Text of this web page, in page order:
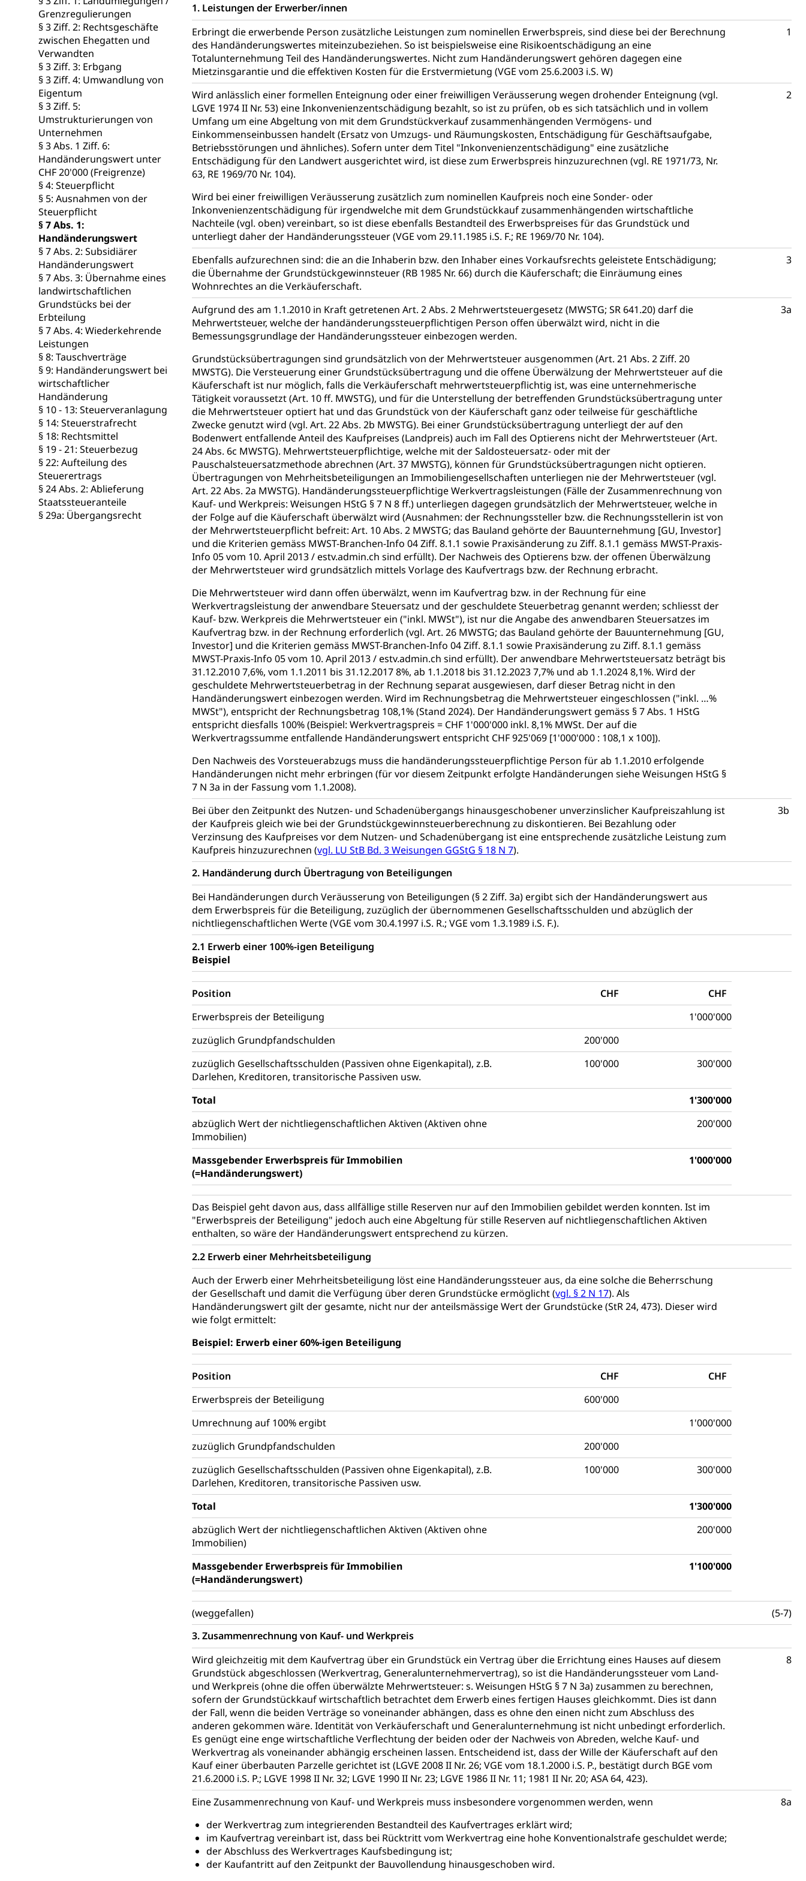
Grenzregulierungen
§ 3 Ziff. 2: Rechtsgeschäfte
zwischen Ehegatten und
Verwandten
§ 3 Ziff. 3: Erbgang
§ 3 Ziff. 4: Umwandlung von
Eigentum
§ 3 Ziff. 5:
Umstrukturierungen von
Unternehmen
§ 3 Abs. 1 Ziff. 6:
Handänderungswert unter
CHF 20'000 (Freigrenze)
§ 4: Steuerpflicht
§ 5: Ausnahmen von der
Steuerpflicht
§ 7 Abs. 1:
Handänderungswert
§ 7 Abs. 2: Subsidiärer
Handänderungswert
§ 7 Abs. 3: Übernahme eines
landwirtschaftlichen
Grundstücks bei der
Erbteilung
§ 7 Abs. 4: Wiederkehrende
Leistungen
§ 8: Tauschverträge
§ 9: Handänderungswert bei
wirtschaftlicher
Handänderung
§ 10 - 13: Steuerveranlagung
§ 14: Steuerstrafrecht
§ 18: Rechtsmittel
§ 19 - 21: Steuerbezug
§ 22: Aufteilung des
Steuerertrags
§ 24 Abs. 2: Ablieferung
Staatssteueranteile
§ 29a: Übergangsrecht
1. Leistungen der Erwerber/innen
Erbringt die erwerbende Person zusätzliche Leistungen zum nominellen Erwerbspreis, sind diese bei der Berechnung
des Handänderungswertes miteinzubeziehen. So ist beispielsweise eine Risikoentschädigung an eine
Totalunternehmung Teil des Handänderungswertes. Nicht zum Handänderungswert gehören dagegen eine
Mietzinsgarantie und die effektiven Kosten für die Erstvermietung (VGE vom 25.6.2003 i.S. W)
1
Wird anlässlich einer formellen Enteignung oder einer freiwilligen Veräusserung wegen drohender Enteignung (vgl.
LGVE 1974 II Nr. 53) eine Inkonvenienzentschädigung bezahlt, so ist zu prüfen, ob es sich tatsächlich und in vollem
Umfang um eine Abgeltung von mit dem Grundstückverkauf zusammenhängenden Vermögens- und
Einkommenseinbussen handelt (Ersatz von Umzugs- und Räumungskosten, Entschädigung für Geschäftsaufgabe,
Betriebsstörungen und ähnliches). Sofern unter dem Titel "Inkonvenienzentschädigung" eine zusätzliche
Entschädigung für den Landwert ausgerichtet wird, ist diese zum Erwerbspreis hinzuzurechnen (vgl. RE 1971/73, Nr.
63, RE 1969/70 Nr. 104).
Wird bei einer freiwilligen Veräusserung zusätzlich zum nominellen Kaufpreis noch eine Sonder- oder
Inkonvenienzentschädigung für irgendwelche mit dem Grundstückkauf zusammenhängenden wirtschaftliche
Nachteile (vgl. oben) vereinbart, so ist diese ebenfalls Bestandteil des Erwerbspreises für das Grundstück und
unterliegt daher der Handänderungssteuer (VGE vom 29.11.1985 i.S. F.; RE 1969/70 Nr. 104).
2
Ebenfalls aufzurechnen sind: die an die Inhaberin bzw. den Inhaber eines Vorkaufsrechts geleistete Entschädigung;
die Übernahme der Grundstückgewinnsteuer (RB 1985 Nr. 66) durch die Käuferschaft; die Einräumung eines
Wohnrechtes an die Verkäuferschaft.
3
Aufgrund des am 1.1.2010 in Kraft getretenen Art. 2 Abs. 2 Mehrwertsteuergesetz (MWSTG; SR 641.20) darf die
Mehrwertsteuer, welche der handänderungssteuerpflichtigen Person offen überwälzt wird, nicht in die
Bemessungsgrundlage der Handänderungssteuer einbezogen werden.
Grundstücksübertragungen sind grundsätzlich von der Mehrwertsteuer ausgenommen (Art. 21 Abs. 2 Ziff. 20
MWSTG). Die Versteuerung einer Grundstücksübertragung und die offene Überwälzung der Mehrwertsteuer auf die
Käuferschaft ist nur möglich, falls die Verkäuferschaft mehrwertsteuerpflichtig ist, was eine unternehmerische
Tätigkeit voraussetzt (Art. 10 ff. MWSTG), und für die Unterstellung der betreffenden Grundstücksübertragung unter
die Mehrwertsteuer optiert hat und das Grundstück von der Käuferschaft ganz oder teilweise für geschäftliche
Zwecke genutzt wird (vgl. Art. 22 Abs. 2b MWSTG). Bei einer Grundstücksübertragung unterliegt der auf den
Bodenwert entfallende Anteil des Kaufpreises (Landpreis) auch im Fall des Optierens nicht der Mehrwertsteuer (Art.
24 Abs. 6c MWSTG). Mehrwertsteuerpflichtige, welche mit der Saldosteuersatz- oder mit der
Pauschalsteuersatzmethode abrechnen (Art. 37 MWSTG), können für Grundstücksübertragungen nicht optieren.
Übertragungen von Mehrheitsbeteiligungen an Immobiliengesellschaften unterliegen nie der Mehrwertsteuer (vgl.
Art. 22 Abs. 2a MWSTG). Handänderungssteuerpflichtige Werkvertragsleistungen (Fälle der Zusammenrechnung von
Kauf- und Werkpreis: Weisungen HStG § 7 N 8 ff.) unterliegen dagegen grundsätzlich der Mehrwertsteuer, welche in
der Folge auf die Käuferschaft überwälzt wird (Ausnahmen: der Rechnungssteller bzw. die Rechnungsstellerin ist von
der Mehrwertsteuerpflicht befreit: Art. 10 Abs. 2 MWSTG; das Bauland gehörte der Bauunternehmung [GU, Investor]
und die Kriterien gemäss MWST-Branchen-Info 04 Ziff. 8.1.1 sowie Praxisänderung zu Ziff. 8.1.1 gemäss MWST-Praxis-
Info 05 vom 10. April 2013 / estv.admin.ch sind erfüllt). Der Nachweis des Optierens bzw. der offenen Überwälzung
der Mehrwertsteuer wird grundsätzlich mittels Vorlage des Kaufvertrags bzw. der Rechnung erbracht.
Die Mehrwertsteuer wird dann offen überwälzt, wenn im Kaufvertrag bzw. in der Rechnung für eine
Werkvertragsleistung der anwendbare Steuersatz und der geschuldete Steuerbetrag genannt werden; schliesst der
Kauf- bzw. Werkpreis die Mehrwertsteuer ein ("inkl. MWSt"), ist nur die Angabe des anwendbaren Steuersatzes im
Kaufvertrag bzw. in der Rechnung erforderlich (vgl. Art. 26 MWSTG; das Bauland gehörte der Bauunternehmung [GU,
Investor] und die Kriterien gemäss MWST-Branchen-Info 04 Ziff. 8.1.1 sowie Praxisänderung zu Ziff. 8.1.1 gemäss
MWST-Praxis-Info 05 vom 10. April 2013 / estv.admin.ch sind erfüllt). Der anwendbare Mehrwertsteuersatz beträgt bis
31.12.2010 7,6%, vom 1.1.2011 bis 31.12.2017 8%, ab 1.1.2018 bis 31.12.2023 7,7% und ab 1.1.2024 8,1%. Wird der
geschuldete Mehrwertsteuerbetrag in der Rechnung separat ausgewiesen, darf dieser Betrag nicht in den
Handänderungswert einbezogen werden. Wird im Rechnungsbetrag die Mehrwertsteuer eingeschlossen ("inkl. …%
MWSt"), entspricht der Rechnungsbetrag 108,1% (Stand 2024). Der Handänderungswert gemäss § 7 Abs. 1 HStG
entspricht diesfalls 100% (Beispiel: Werkvertragspreis = CHF 1'000'000 inkl. 8,1% MWSt. Der auf die
Werkvertragssumme entfallende Handänderungswert entspricht CHF 925'069 [1'000'000 : 108,1 x 100]).
Den Nachweis des Vorsteuerabzugs muss die handänderungssteuerpflichtige Person für ab 1.1.2010 erfolgende
Handänderungen nicht mehr erbringen (für vor diesem Zeitpunkt erfolgte Handänderungen siehe Weisungen HStG §
7 N 3a in der Fassung vom 1.1.2008).
3a
Bei über den Zeitpunkt des Nutzen- und Schadenübergangs hinausgeschobener unverzinslicher Kaufpreiszahlung ist
der Kaufpreis gleich wie bei der Grundstückgewinnsteuerberechnung zu diskontieren. Bei Bezahlung oder
Verzinsung des Kaufpreises vor dem Nutzen- und Schadenübergang ist eine entsprechende zusätzliche Leistung zum
Kaufpreis hinzuzurechnen (vgl. LU StB Bd. 3 Weisungen GGStG § 18 N 7).
3b
2. Handänderung durch Übertragung von Beteiligungen
Bei Handänderungen durch Veräusserung von Beteiligungen (§ 2 Ziff. 3a) ergibt sich der Handänderungswert aus
dem Erwerbspreis für die Beteiligung, zuzüglich der übernommenen Gesellschaftsschulden und abzüglich der
nichtliegenschaftlichen Werte (VGE vom 30.4.1997 i.S. R.; VGE vom 1.3.1989 i.S. F.).
2.1 Erwerb einer 100%-igen Beteiligung
Beispiel
Position CHF
CHF
Erwerbspreis der Beteiligung
1'000'000
zuzüglich Grundpfandschulden
200'000
zuzüglich Gesellschaftsschulden (Passiven ohne Eigenkapital), z.B.
Darlehen, Kreditoren, transitorische Passiven usw.
100'000 300'000
Total
1'300'000
abzüglich Wert der nichtliegenschaftlichen Aktiven (Aktiven ohne
Immobilien)
200'000
Massgebender Erwerbspreis für Immobilien
(=Handänderungswert)
1'000'000
Das Beispiel geht davon aus, dass allfällige stille Reserven nur auf den Immobilien gebildet werden konnten. Ist im
"Erwerbspreis der Beteiligung" jedoch auch eine Abgeltung für stille Reserven auf nichtliegenschaftlichen Aktiven
enthalten, so wäre der Handänderungswert entsprechend zu kürzen.
2.2 Erwerb einer Mehrheitsbeteiligung
Auch der Erwerb einer Mehrheitsbeteiligung löst eine Handänderungssteuer aus, da eine solche die Beherrschung
der Gesellschaft und damit die Verfügung über deren Grundstücke ermöglicht (vgl. § 2 N 17). Als
Handänderungswert gilt der gesamte, nicht nur der anteilsmässige Wert der Grundstücke (StR 24, 473). Dieser wird
wie folgt ermittelt:
Beispiel: Erwerb einer 60%-igen Beteiligung
Position CHF
CHF
Erwerbspreis der Beteiligung
600'000
Umrechnung auf 100% ergibt
1'000'000
zuzüglich Grundpfandschulden
200'000
zuzüglich Gesellschaftsschulden (Passiven ohne Eigenkapital), z.B.
Darlehen, Kreditoren, transitorische Passiven usw.
100'000 300'000
Total
1'300'000
abzüglich Wert der nichtliegenschaftlichen Aktiven (Aktiven ohne
Immobilien)
200'000
Massgebender Erwerbspreis für Immobilien
(=Handänderungswert)
1'100'000
(weggefallen)
(5-7)
3. Zusammenrechnung von Kauf- und Werkpreis
Wird gleichzeitig mit dem Kaufvertrag über ein Grundstück ein Vertrag über die Errichtung eines Hauses auf diesem
Grundstück abgeschlossen (Werkvertrag, Generalunternehmervertrag), so ist die Handänderungssteuer vom Land-
und Werkpreis (ohne die offen überwälzte Mehrwertsteuer: s. Weisungen HStG § 7 N 3a) zusammen zu berechnen,
sofern der Grundstückkauf wirtschaftlich betrachtet dem Erwerb eines fertigen Hauses gleichkommt. Dies ist dann
der Fall, wenn die beiden Verträge so voneinander abhängen, dass es ohne den einen nicht zum Abschluss des
anderen gekommen wäre. Identität von Verkäuferschaft und Generalunternehmung ist nicht unbedingt erforderlich.
Es genügt eine enge wirtschaftliche Verflechtung der beiden oder der Nachweis von Abreden, welche Kauf- und
Werkvertrag als voneinander abhängig erscheinen lassen. Entscheidend ist, dass der Wille der Käuferschaft auf den
Kauf einer überbauten Parzelle gerichtet ist (LGVE 2008 II Nr. 26; VGE vom 18.1.2000 i.S. P., bestätigt durch BGE vom
21.6.2000 i.S. P.; LGVE 1998 II Nr. 32; LGVE 1990 II Nr. 23; LGVE 1986 II Nr. 11; 1981 II Nr. 20; ASA 64, 423).
8
Eine Zusammenrechnung von Kauf- und Werkpreis muss insbesondere vorgenommen werden, wenn
der Werkvertrag zum integrierenden Bestandteil des Kaufvertrages erklärt wird;
im Kaufvertrag vereinbart ist, dass bei Rücktritt vom Werkvertrag eine hohe Konventionalstrafe geschuldet werde;
der Abschluss des Werkvertrages Kaufsbedingung ist;
der Kaufantritt auf den Zeitpunkt der Bauvollendung hinausgeschoben wird.
8a
Wasserversorgung
Waffen
Waffenerwerbsschein, Waffenschein, Waffenbüro, Waffentragen, Selbstverteidigung
Waffen, Sprengstoffe und Pyrotechnik
Zivildienst
Militärdienst
Bundesamt für Zivildienst ZIVI Erwerbsausfallentschädigung (WAS Luzern)
Zivilschutz
Schutzdienstpflicht, Schutzraum, Schutzraumbaupflicht
Zivilschutz
Gleichstellung von Frau und Mann
Diskriminierung, Gleichstellungsbüro, Mobbing
Gleichstellung aller Geschlechter und Lebensformen
Gleichstellung Menschen mit Behinderungen
Schlichtungsbehörde Gleichstellung
Zivilverfahren
Zivilrecht, Zivilrechtspflege, Gerichtsverfahren
Bezirksgerichte: Aufgaben und Verfahren Kosten im Zivilprozess
Betreibung und Konkurs
Bankrott, Schulden, Zahlungsunfähigkeit, Pfändung
Schulden (gruezi.lu.ch) Betreibungsämter Betreibungsverfahren Konkursämter
Demokratie
Regierungsform, Stimm- und Wahlrecht, Stimmrecht, Abstimmungen, Wahlen, politische Parteien, Grundfreiheiten, Pluralismus
Volksrechte
Kantonale Steuern
Finanzausgleich, Einkommenssteuer, Kopfsteuer, Personalsteuer, Haushaltssteuer, Vermögenssteuer, Verrechnungssteuer, Quellensteuer,
Grundstückgewinnsteuer, Liegenschaftssteuer, Handänderungssteuer, Grundsteuer, Kirchensteuer, Gewerbesteuer, Vergnügungssteuer,
Reklameplakatsteuer, Verkehrssteuer, Erbschaftssteuer, Schenkungssteuer, Gewinn- und Kapitalsteuer
Steuern (Dienststelle)
Ombudsstellen
Vermittler, Vermittlungsstelle, Schlichtungsstelle, Vermittlung, Schlichtung, Mediation
Umgang mit Beschwerden (Volksschulen) Beschwerde Strassenverkehrsamt
Beschwerdestelle Spitäler
Schlichtungsstelle SEG
Rassismus
Diskriminierung, Fremdenfeindlichkeit, Gleichberechtigung
Anlaufstelle Schutz vor Diskriminierung (fabia) Schutz vor Diskriminierung
Strafregister und Strafverfahren
Strafverfahren Staatsanwaltschaft Strafregisterauszug bestellen (EJPD)
Vormundschaft
Vormund, Amtsvormund, Mündel, Vormundschaftsbehörde, Kindesschutz, Jugendschutz
Kindes- und Erwachsenenschutz KESB
Kindes- und Erwachsenenschutzbehörden im Kanton Luzern
Umwelt und Bauen
Abfall
Abfallentsorgung, Kehrichtabfuhr, Müllabfuhr
Abfall und Entsorgung Gemeindeverbände für Abfallentsorgung
Boden, Natur und Landschaft
Bodenschutz, Landschaftsschutz, Gewässerschutz, Naturschutz, Umweltschutz
Natur (Dienststelle Landwirtschaft und Wald) Natur- und Lanschaftsschutz (GEO-Portal rawi) Boden
Chemie und Gifte
Giftabfälle, Giftmüll, Schadstoffe, Giftstoffe, Störfall
Sonderabfälle und Gifte (Umweltberatung Luzern)
Eigentum
Liegenschaft, Immobilie, Grundstück
ÖREB-Kataster Grundeigentümerabfrage
Energie
Strom, Energieversorgung, Stromversorgung, Energieverbrauch, Stromverbrauch, Energiequelle, Windenergie, Wasserkraft, Sonnenenergie,
fossile Energie, erneuerbare Energie, Biomasse
Energiefachstellenkonferenz Zentralschweiz
Grundbuch
Grundbucheintrag, Grundbuchamt, Grundeigentum, Grundstück
Grundbuch
Luft und Klima
Luftreinhaltung, Luftverschmutzung, Klimaschutz, Klimaveränderung, Treibhauseffekt
Atmosphäre, Luft, Klima (Geoportal)
Raumplanung
Raumplan, Nutzungsplan
Raumdatenpool Richtplanung Kanton Luzern (ARE) Raum und Wirtschaft rawi